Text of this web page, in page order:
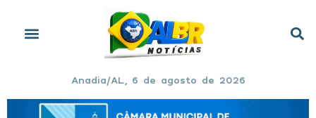
Anadia/AL, 6 de agosto de 2026